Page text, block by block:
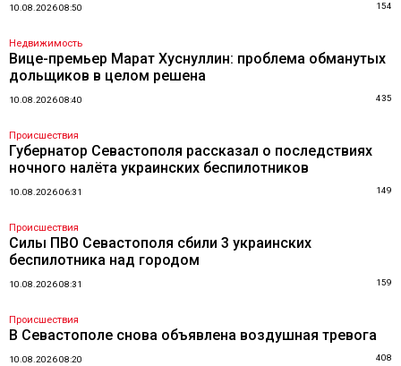
10.08.2026 08:50 154
Недвижимость
Вице-премьер Марат Хуснуллин: проблема обманутых
дольщиков в целом решена
10.08.2026 08:40 435
Происшествия
Губернатор Севастополя рассказал о последствиях
ночного налёта украинских беспилотников
10.08.2026 06:31 149
Происшествия
Силы ПВО Севастополя сбили 3 украинских
беспилотника над городом
10.08.2026 08:31 159
Происшествия
В Севастополе снова объявлена воздушная тревога
10.08.2026 08:20 408